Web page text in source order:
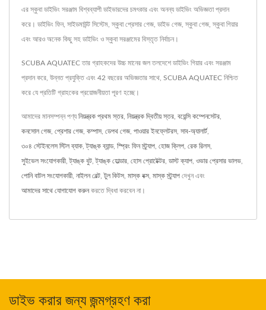
এর স্কুবা ডাইভিং সরঞ্জাম বিশ্বব্যাপী ডাইভারদের চমৎকার এবং অনন্য ডাইভিং অভিজ্ঞতা প্রদান
করে। ডাইভিং ফিন, সাইডমাউন্ট সিস্টেম, স্কুবা প্রেসার গেজ, ডাইভ গেজ, স্কুবা গেজ, স্কুবা গিয়ার
এবং আরও অনেক কিছু সহ ডাইভিং ও স্কুবা সরঞ্জামের বিস্তৃত নির্বাচন।
SCUBA AQUATEC তার গ্রাহকদের উচ্চ মানের জল তলদেশে ডাইভিং গিয়ার এবং সরঞ্জাম
প্রদান করে, উন্নত প্রযুক্তি এবং 42 বছরের অভিজ্ঞতার সাথে, SCUBA AQUATEC নিশ্চিত
করে যে প্রতিটি গ্রাহকের প্রয়োজনীয়তা পূরণ হচ্ছে।
আমাদের মানসম্পন্ন পণ্য নিয়ন্ত্রক প্রথম স্তর নিয়ন্ত্রক দ্বিতীয় স্তর বয়েন্সি কম্পেনসেটর
কনসোল গেজ, প্রেশার গেজ, কম্পাস ডেপথ গেজ, পাওয়ার ইনফ্লেটরস সাব-অ্যালার্ট
৩০৪ স্টেইনলেস স্টিল ব্যাক ,ট্যাঙ্ক ব্যান্ড, স্প্রিং ফিন স্ট্র্যাপ হোজ ক্লিপ রেক রিলস
সুইভেল সংযোগকারী ,ট্যাঙ্ক বুট ,ট্যাঙ্ক হোল্ডার হোস প্রোটেক্টর ডাস্ট ক্যাপ ওভার প্রেসার ভালভ
পোনি বাটল সংযোগকারী নাইলন বেল্ট ,টুল কিটস মাস্ক বক্স মাস্ক স্ট্র্যাপ দেখুন এবং
আমাদের সাথে যোগাযোগ করুনকরতে দ্বিধা করবেন না।
ডাইভ করার জন্য জন্মগ্রহণ করা